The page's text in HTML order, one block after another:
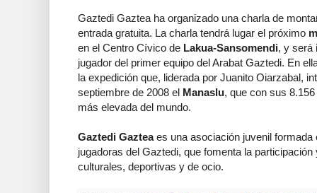
Gaztedi Gaztea ha organizado una charla de
entrada gratuita. La charla tendrá lugar el próximo
en el Centro Cívico de Lakua-Sansomendi, y será
jugador del primer equipo del Arabat Gaztedi. En
la expedición que, liderada por Juanito Oiarzabal,
septiembre de 2008 el Manaslu, que con sus
más elevada del mundo.
Gaztedi Gazteaes una asociación juvenil
jugadoras del Gaztedi, que fomenta la
culturales, deportivas y de ocio.